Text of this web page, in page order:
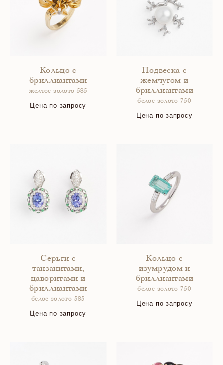
Кольцо с
бриллиантами
желтое золото 585
Цена по запросу
Подвеска с
жемчугом и
бриллиантами
белое золото 750
Цена по запросу
Серьги с
танзанитами,
цаворитами и
бриллиантами
белое золото 585
Цена по запросу
Кольцо с
изумрудом и
бриллиантами
белое золото 750
Цена по запросу